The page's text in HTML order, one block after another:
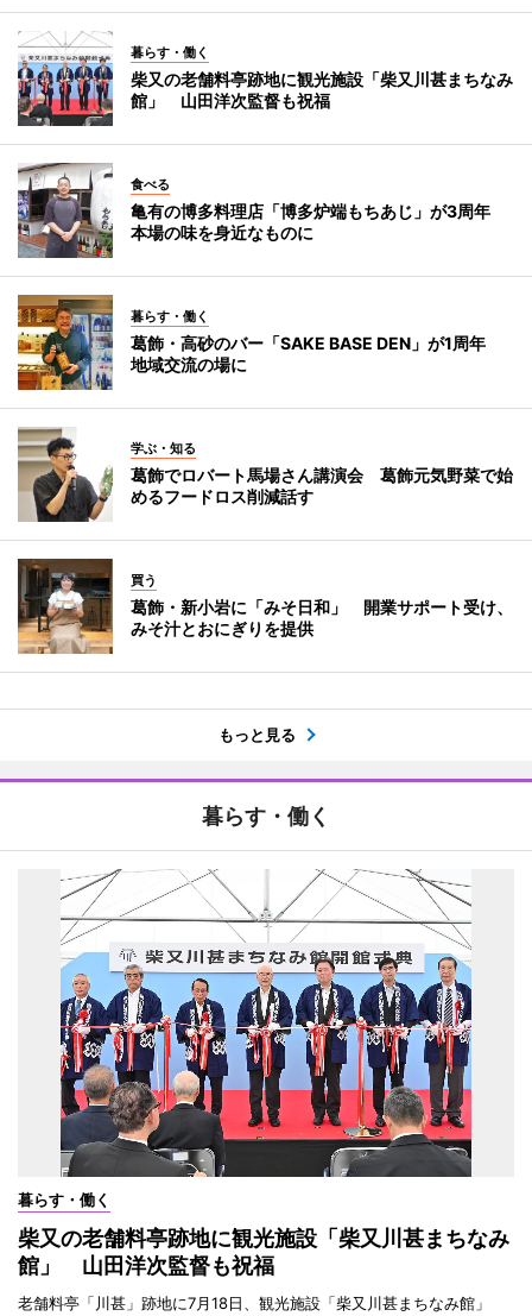
暮らす・働く
柴又の老舗料亭跡地に観光施設「柴又川甚まちなみ
館」 山田洋次監督も祝福
食べる
亀有の博多料理店「博多炉端もちあじ」が3周年
本場の味を身近なものに
暮らす・働く
葛飾・高砂のバー「SAKE BASE DEN」が1周年
地域交流の場に
学ぶ・知る
葛飾でロバート馬場さん講演会 葛飾元気野菜で始
めるフードロス削減話す
買う
葛飾・新小岩に「みそ日和」 開業サポート受け、
みそ汁とおにぎりを提供
もっと見る
暮らす・働く
暮らす・働く
柴又の老舗料亭跡地に観光施設「柴又川甚まちなみ
館」 山田洋次監督も祝福
老舗料亭「川甚」跡地に7月18日、観光施設「柴又川甚まちなみ館」